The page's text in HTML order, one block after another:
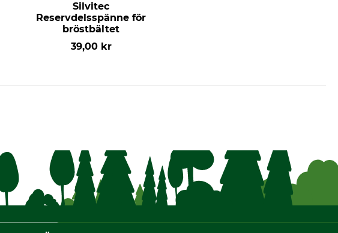
Silvitec
Reservdelsspänne för
bröstbältet
39,00 kr